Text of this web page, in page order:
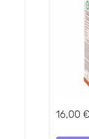
16,00 €